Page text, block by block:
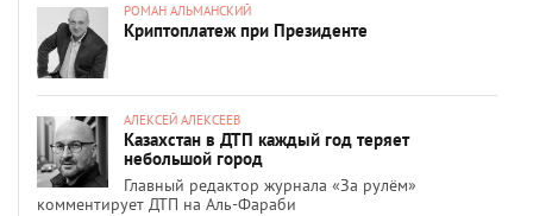
РОМАН АЛЬМАНСКИЙ
Криптоплатеж при Президенте
АЛЕКСЕЙ АЛЕКСЕЕВ
Казахстан в ДТП каждый год теряет
небольшой город
Главный редактор журнала «За рулём»
комментирует ДТП на Аль-Фараби